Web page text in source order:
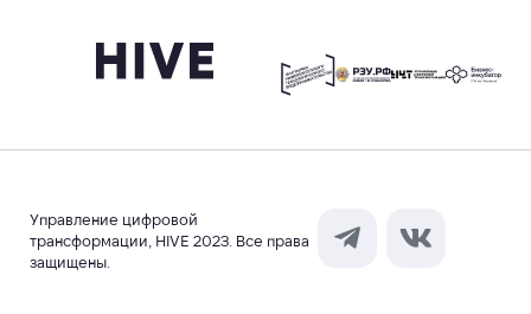
Управление цифровой
трансформации, HIVE 2023. Все права
защищены.